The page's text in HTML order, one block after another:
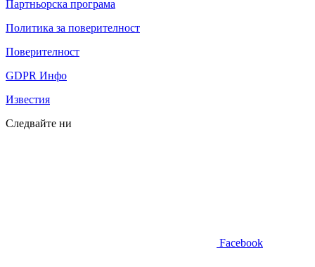
Политика за поверителност
Поверителност
GDPR Инфо
Известия
Следвайте ни